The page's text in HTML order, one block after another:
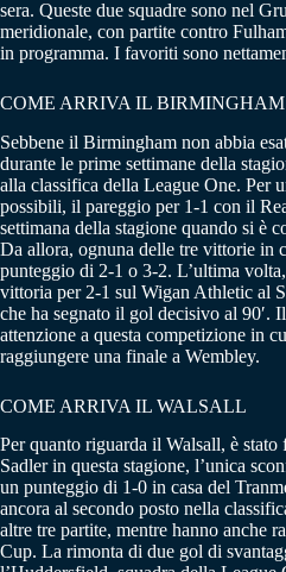
sera. Queste due squadre sono nel
meridionale, con partite contro
in programma. I favoriti sono
COME ARRIVA IL BIRMINGHAM
Sebbene il Birmingham non abbia
durante le prime settimane della
alla classifica della League One. Per
possibili, il pareggio per 1-1 con il
settimana della stagione quando si è
Da allora, ognuna delle tre vittorie in
punteggio di 2-1 o 3-2. L’ultima
vittoria per 2-1 sul Wigan Athletic al
che ha segnato il gol decisivo al 90′.
attenzione a questa competizione in
raggiungere una finale a Wembley.
COME ARRIVA IL WALSALL
Per quanto riguarda il Walsall, è
Sadler in questa stagione, l’unica
un punteggio di 1-0 in casa del
ancora al secondo posto nella
altre tre partite, mentre hanno anche
Cup. La rimonta di due gol di